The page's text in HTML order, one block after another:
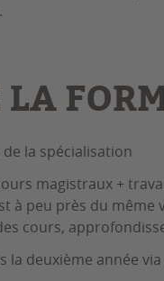
la spécialisation
magistraux +
à peu près du
cours,
deuxième année